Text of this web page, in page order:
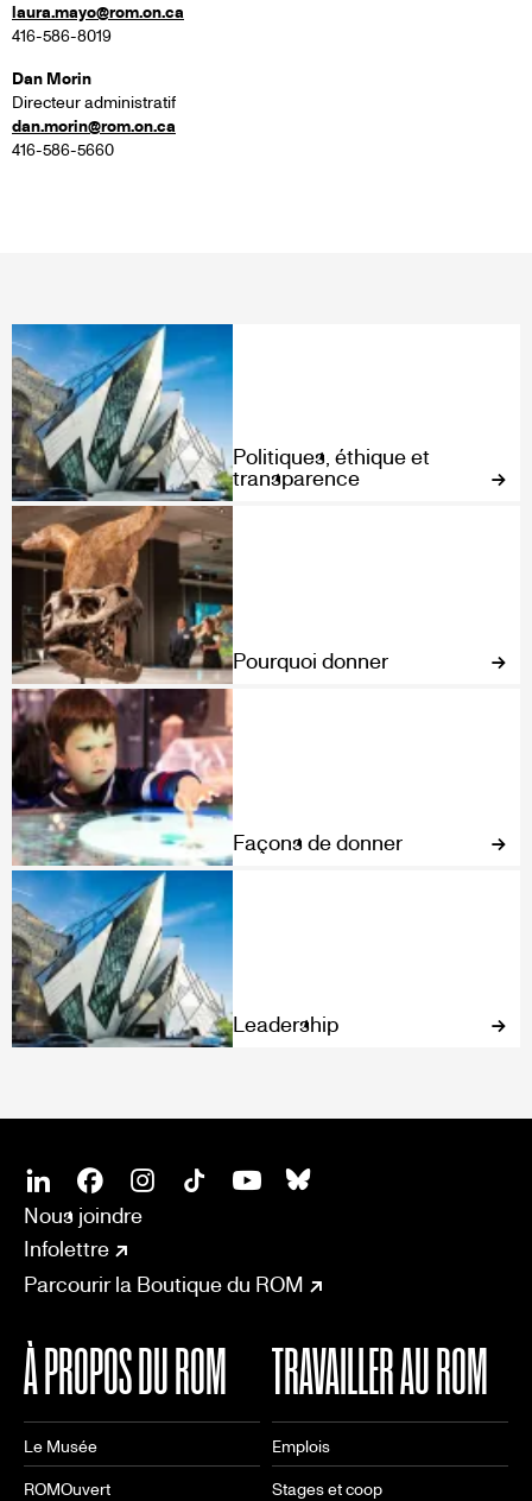
laura.mayo@rom.on.ca
416-586-8019
Dan Morin
Directeur administratif
dan.morin@rom.on.ca
416-586-5660
LIENS
Politiques, éthique et
transparence
Pourquoi donner
Façons de donner
Leadership
SOCIAL
LinkedinFacebookInstagram
CONNECT
Nous joindre
Infolettre
Parcourir la Boutique du ROM
À PROPOS DU ROM
Le Musée
ROMOuvert
TRAVAILLER AU ROM
Emplois
Stages et coop